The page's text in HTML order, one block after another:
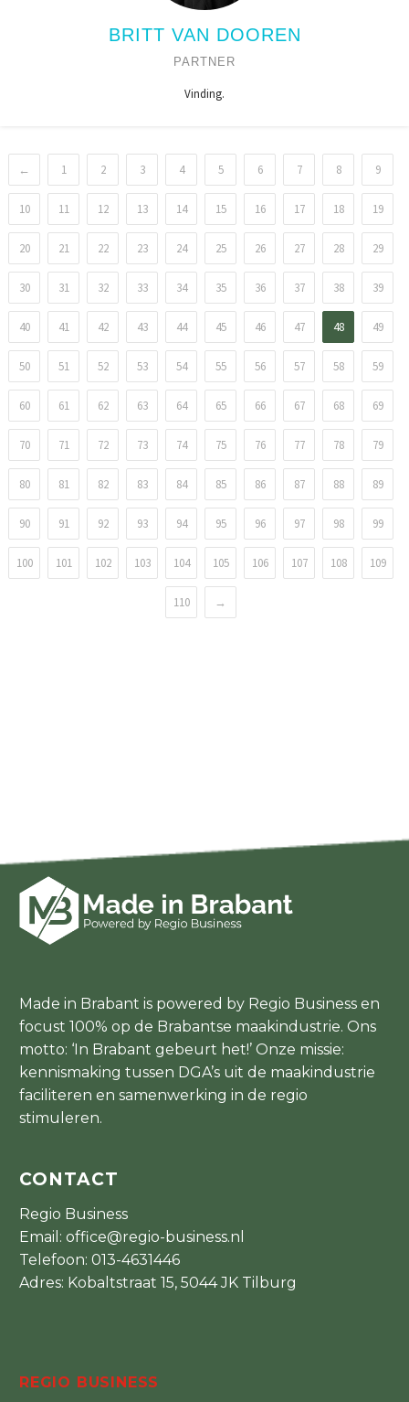
BRITT VAN DOOREN
PARTNER
Vinding.
← 1 2 3 4 5 6 7 8 9
10 11 12 13 14 15 16 17 18 19
20 21 22 23 24 25 26 27 28 29
30 31 32 33 34 35 36 37 38 39
40 41 42 43 44 45 46 47 48 49
50 51 52 53 54 55 56 57 58 59
60 61 62 63 64 65 66 67 68 69
70 71 72 73 74 75 76 77 78 79
80 81 82 83 84 85 86 87 88 89
90 91 92 93 94 95 96 97 98 99
100 101 102 103 104 105 106 107 108 109
110 →
Made in Brabant is powered by Regio Business en
focust 100% op de Brabantse maakindustrie. Ons
motto: ‘In Brabant gebeurt het!’ Onze missie:
kennismaking tussen DGA’s uit de maakindustrie
faciliteren en samenwerking in de regio
stimuleren.
CONTACT
Regio Business
Email: office@regio-business.nl
Telefoon: 013-4631446
Adres: Kobaltstraat 15, 5044 JK Tilburg
REGIO BUSINESS